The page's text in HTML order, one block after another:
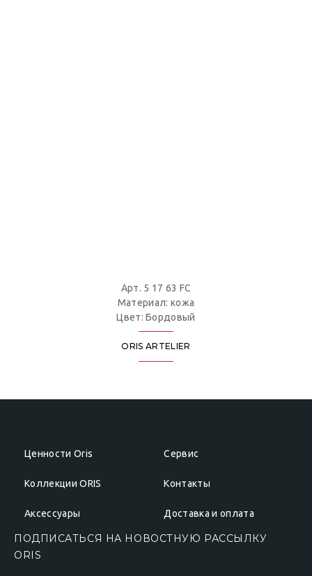
Арт. 5 17 63 FC
Материал: кожа
Цвет: Бордовый
ORIS ARTELIER
Ценности Oris
Коллекции ORIS
Аксессуары
Сервис
Контакты
Доставка и оплата
ПОДПИСАТЬСЯ НА НОВОСТНУЮ РАССЫЛКУ
ОRIS